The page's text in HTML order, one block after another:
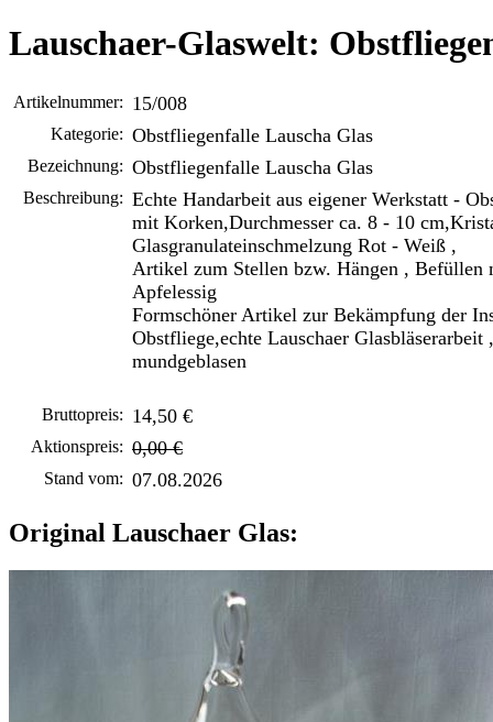
Lauschaer-Glaswelt:
Artikelnummer: 15/008
Kategorie: Obstfliegenfalle Lauscha Glas
Bezeichnung: Obstfliegenfalle Lauscha Glas
Beschreibung: Echte Handarbeit aus eigener Werkstatt -
mit Korken,Durchmesser ca. 8 - 10
Glasgranulateinschmelzung Rot - Weiß ,
Artikel zum Stellen bzw. Hängen , Befüllen
Apfelessig
Formschöner Artikel zur Bekämpfung der
Obstfliege,echte Lauschaer
mundgeblasen
Bruttopreis: 14,50 €
Aktionspreis: 0,00 €
Stand vom: 07.08.2026
Original Lauschaer Glas: